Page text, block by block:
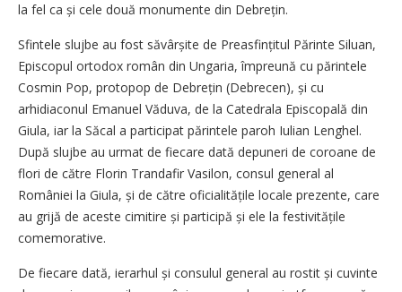
la fel ca și cele două monumente din Debrețin.
Sfintele slujbe au fost săvârșite de Preasfințitul Părinte Siluan,
Episcopul ortodox român din Ungaria, împreună cu părintele
Cosmin Pop, protopop de Debrețin (Debrecen), și cu
arhidiaconul Emanuel Văduva, de la Catedrala Episcopală din
Giula, iar la Săcal a participat părintele paroh Iulian Lenghel.
După slujbe au urmat de fiecare dată depuneri de coroane de
flori de către Florin Trandafir Vasilon, consul general al
României la Giula, și de către oficialitățile locale prezente, care
au grijă de aceste cimitire și participă și ele la festivitățile
comemorative.
De fiecare dată, ierarhul și consulul general au rostit și cuvinte